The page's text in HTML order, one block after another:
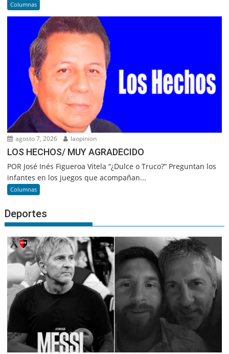
Columnas
agosto 7, 2026 laopinion
LOS HECHOS/ MUY AGRADECIDO
POR José Inés Figueroa Vitela “¿Dulce o Truco?” Preguntan los
infantes en los juegos que acompañan...
Columnas
Deportes